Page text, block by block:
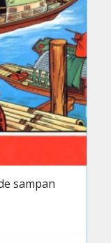
sampan